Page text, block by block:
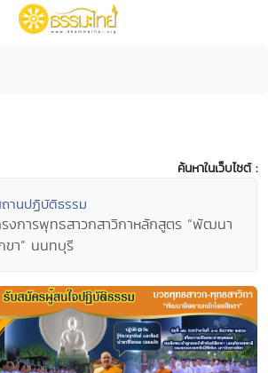
ค้นหาในเว็บไซต์ :
ถานปฏิบัติธรรม
งการพุทธสาวกสาวิกาหลักสูตร “พัฒนา
ขา” นนทบุรี